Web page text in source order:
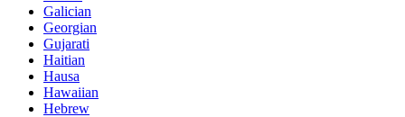
Galician
Georgian
Gujarati
Haitian
Hausa
Hawaiian
Hebrew